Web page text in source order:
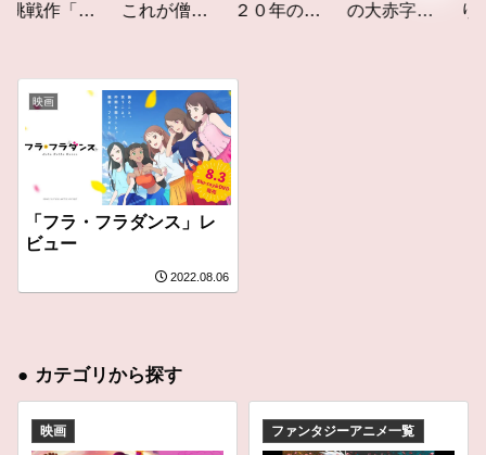
「ト
これが僧侶
メ」特集ア
ニメコラム
２０年の私
メ」アニメ
コラム #私を
構成する5つ
のアニメ
の大赤字】
りかす
映画
「フラ・フラダンス」レ
ビュー
2022.08.06
● カテゴリから探す
映画 ファンタジーアニメ一覧